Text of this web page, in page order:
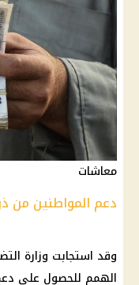
معاشات
دعم المواطنين من
وقد استجابت وزارة
الهمم للحصول على